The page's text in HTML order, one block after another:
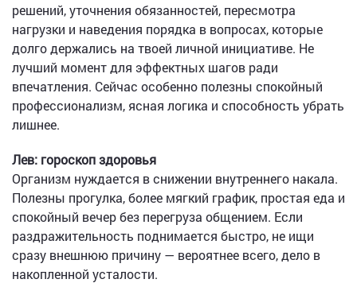
решений, уточнения обязанностей, пересмотра
нагрузки и наведения порядка в вопросах, которые
долго держались на твоей личной инициативе. Не
лучший момент для эффектных шагов ради
впечатления. Сейчас особенно полезны спокойный
профессионализм, ясная логика и способность убрать
лишнее.
Лев: гороскоп здоровья
Организм нуждается в снижении внутреннего накала.
Полезны прогулка, более мягкий график, простая еда и
спокойный вечер без перегруза общением. Если
раздражительность поднимается быстро, не ищи
сразу внешнюю причину — вероятнее всего, дело в
накопленной усталости.